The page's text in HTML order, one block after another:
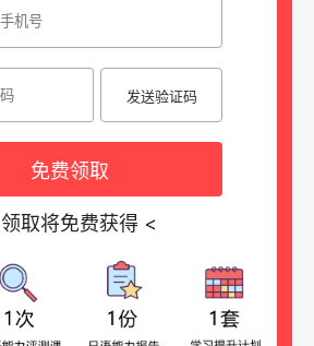
发送验证码
免费领取
领取将免费获得 <